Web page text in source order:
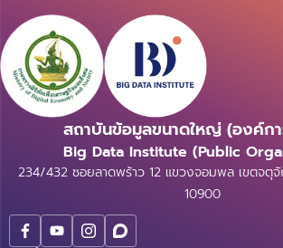
สถาบันข้อมูลขนาดใหญ่ (องค์ก
Big Data Institute (Public
234/432 ซอยลาดพร้าว 12 แขวงจอมพล เขตจตุ
10900